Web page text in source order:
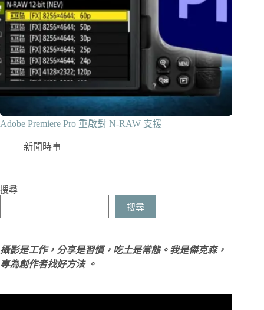
Adobe Premiere Pro 重啟對 N-RAW 支援
新聞時事
搜尋
搜尋
攝影是工作，分享是習慣，吃土是常態。我是傑克森，
專為創作者找好方法 。